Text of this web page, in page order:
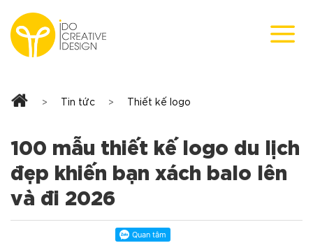
content
> Tin tức > Thiết kế logo
100 mẫu thiết kế logo du lịch
đẹp khiến bạn xách balo lên
và đi 2026